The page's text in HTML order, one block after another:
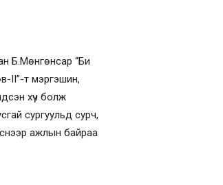
Б.Мөнгөнсар “Би
II”-т мэргэшин,
хүч болж
сургуульд сурч,
ажлын байраа